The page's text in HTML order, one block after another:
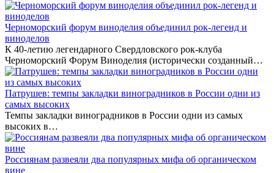
Черноморский форум виноделия объединил рок-легенд и
виноделов
К 40-летию легендарного Свердловского рок-клуба
Черноморский Форум Виноделия (исторически созданный…
Патрушев: темпы закладки виноградников в России одни из
самых высоких
Темпы закладки виноградников в России одни из самых
высоких в…
Россиянам развеяли два популярных мифа об органическом
вине